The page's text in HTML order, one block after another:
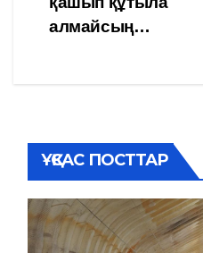
по
алмайсың…
ҰҚСАС ПОСТТАР